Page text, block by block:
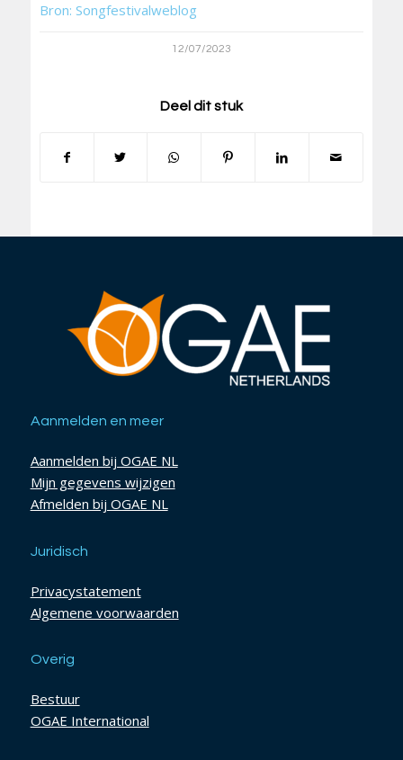
Bron: Songfestivalweblog
12/07/2023
Deel dit stuk
Aanmelden en meer
Aanmelden bij OGAE NL
Mijn gegevens wijzigen
Afmelden bij OGAE NL
Juridisch
Privacystatement
Algemene voorwaarden
Overig
Bestuur
OGAE International